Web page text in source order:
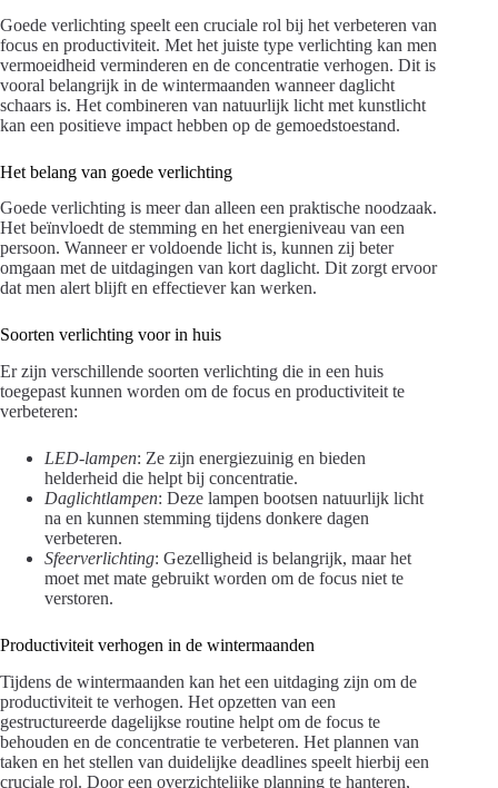
Goede verlichting speelt een cruciale rol bij het verbeteren van
focus en productiviteit. Met het juiste type verlichting kan men
vermoeidheid verminderen en de concentratie verhogen. Dit is
vooral belangrijk in de wintermaanden wanneer daglicht
schaars is. Het combineren van natuurlijk licht met kunstlicht
kan een positieve impact hebben op de gemoedstoestand.
Het belang van goede verlichting
Goede verlichting is meer dan alleen een praktische noodzaak.
Het beïnvloedt de stemming en het energieniveau van een
persoon. Wanneer er voldoende licht is, kunnen zij beter
omgaan met de uitdagingen van kort daglicht. Dit zorgt ervoor
dat men alert blijft en effectiever kan werken.
Soorten verlichting voor in huis
Er zijn verschillende soorten verlichting die in een huis
toegepast kunnen worden om de focus en productiviteit te
verbeteren:
LED-lampen: Ze zijn energiezuinig en bieden
helderheid die helpt bij concentratie.
Daglichtlampen: Deze lampen bootsen natuurlijk licht
na en kunnen stemming tijdens donkere dagen
verbeteren.
Sfeerverlichting: Gezelligheid is belangrijk, maar het
moet met mate gebruikt worden om de focus niet te
verstoren.
Productiviteit verhogen in de wintermaanden
Tijdens de wintermaanden kan het een uitdaging zijn om de
productiviteit te verhogen. Het opzetten van een
gestructureerde dagelijkse routine helpt om de focus te
behouden en de concentratie te verbeteren. Het plannen van
taken en het stellen van duidelijke deadlines speelt hierbij een
cruciale rol. Door een overzichtelijke planning te hanteren,